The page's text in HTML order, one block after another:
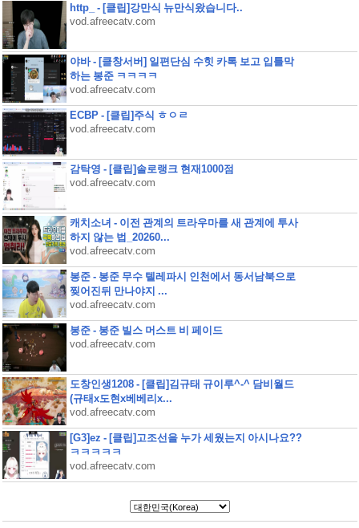
http_ - [클립]강만식 뉴만식왔습니다..
vod.afreecatv.com
야바 - [클창서버] 일편단심 수힛 카톡 보고 입틀막
하는 봉준 ㅋㅋㅋㅋ
vod.afreecatv.com
ECBP - [클립]주식 ㅎㅇㄹ
vod.afreecatv.com
감탁영 - [클립]솔로랭크 현재1000점
vod.afreecatv.com
캐치소녀 - 이전 관계의 트라우마를 새 관계에 투사
하지 않는 법_20260...
vod.afreecatv.com
봉준 - 봉준 무수 텔레파시 인천에서 동서남북으로
찢어진뒤 만나야지 ...
vod.afreecatv.com
봉준 - 봉준 빌스 머스트 비 페이드
vod.afreecatv.com
도창인생1208 - [클립]김규태 규이루^-^ 담비월드
(규태x도현x베베리x...
vod.afreecatv.com
[G3]ez - [클립]고조선을 누가 세웠는지 아시나요??
ㅋㅋㅋㅋㅋ
vod.afreecatv.com